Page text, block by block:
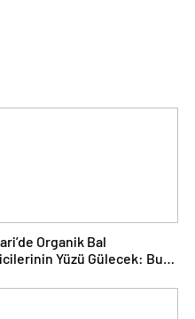
Organik Bal
Yüzü Gülecek: Bu